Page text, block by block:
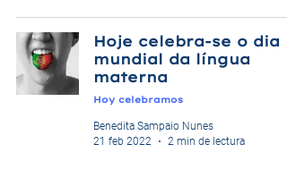
Hoje celebra-se o dia
mundial da língua
materna
Hoy celebramos
Benedita Sampaio Nunes
21 feb 2022
2 min de lectura